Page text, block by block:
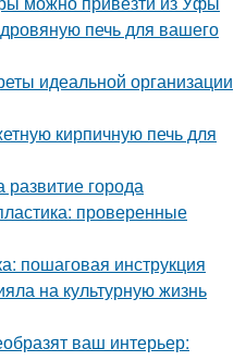
печь для вашего
идеальной организации
кирпичную печь для
развитие города
проверенные
пошаговая инструкция
на культурную жизнь
ваш интерьер: